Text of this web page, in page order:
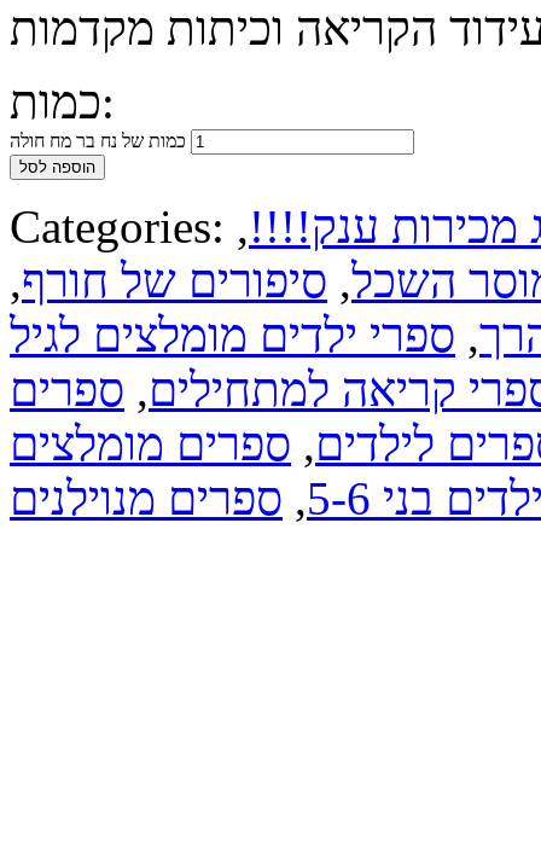
הקריאה וכיתות מקדמות
כמות:
כמות של נח בר מח חולה
הוספה לסל
Categories: מכירות ענק!!!!,
השכל, סיפורים של חורף,
, ספרי ילדים מומלצים לגיל
קריאה למתחילים, ספרים
לילדים, ספרים מומלצים
בני 5-6
, ספרים מנוילנים